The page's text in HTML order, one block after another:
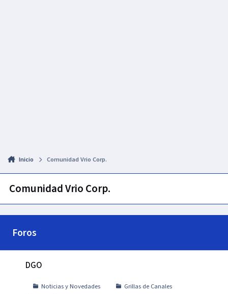
Inicio Comunidad Vrio Corp.
Comunidad Vrio Corp.
Foros
DGO
Noticias y Novedades Grillas de Canales